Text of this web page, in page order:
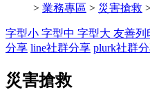
> 業務專區 > 災害搶救
字型小 字型中 字型大 友善列
分享 line社群分享 plurk社群
災害搶救